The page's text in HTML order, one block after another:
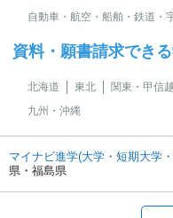
自動車・航空・船舶・鉄道・
資料・願書請求でき
北海道 東北 関東・甲信越
九州・沖縄
マイナビ進学(大学・短期大学
県・福島県